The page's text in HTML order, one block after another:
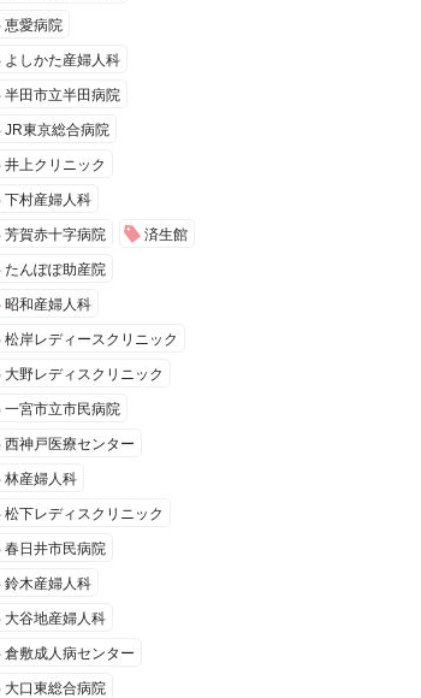
恵愛病院
よしかた産婦人科
半田市立半田病院
JR東京総合病院
井上クリニック
下村産婦人科
芳賀赤十字病院 済生館
たんぽぽ助産院
昭和産婦人科
松岸レディースクリニック
大野レディスクリニック
一宮市立市民病院
西神戸医療センター
林産婦人科
松下レディスクリニック
春日井市民病院
鈴木産婦人科
大谷地産婦人科
倉敷成人病センター
大口東総合病院